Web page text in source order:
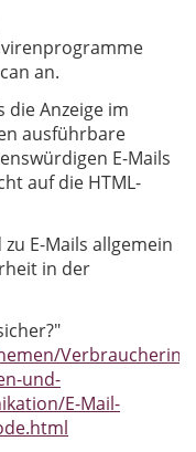
an.
die Anzeige im
ausführbare
E-Mails
auf die HTML-
E-Mails allgemein
in der
und-
E-Mail-